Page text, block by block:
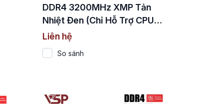
DDR4 3200MHz XMP Tản
Nhiệt Đen (Chỉ Hỗ Trợ CPU
Intel)
Liên hệ
So sánh